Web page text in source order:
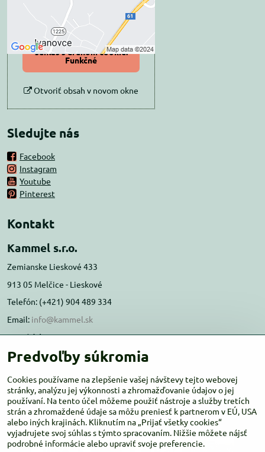
Povoliť tentokrát
Povoliť a zapamätať -
súhlas s druhom cookie:
Funkčné
Otvoriť obsah v novom okne
Sledujte nás
Facebook
Instagram
Youtube
Pinterest
Kontakt
Kammel s.r.o.
Zemianske Lieskové 433
913 05 Melčice - Lieskové
Telefón: (+421) 904 489 334
Email: info@kammel.sk
Prevádzka:
Administratívna budova PD Melčice
Otváracie hodiny:PO-ŠT 8:00 - 16:00
PIA-NE Zatvorené
Predvoľby súkromia
Cookies používame na zlepšenie vašej návštevy tejto webovej
stránky, analýzu jej výkonnosti a zhromažďovanie údajov o jej
používaní. Na tento účel môžeme použiť nástroje a služby tretích
strán a zhromaždené údaje sa môžu preniesť k partnerom v EÚ, USA
alebo iných krajinách. Kliknutím na „Prijať všetky cookies“
vyjadrujete svoj súhlas s týmto spracovaním. Nižšie môžete nájsť
podrobné informácie alebo upraviť svoje preferencie.